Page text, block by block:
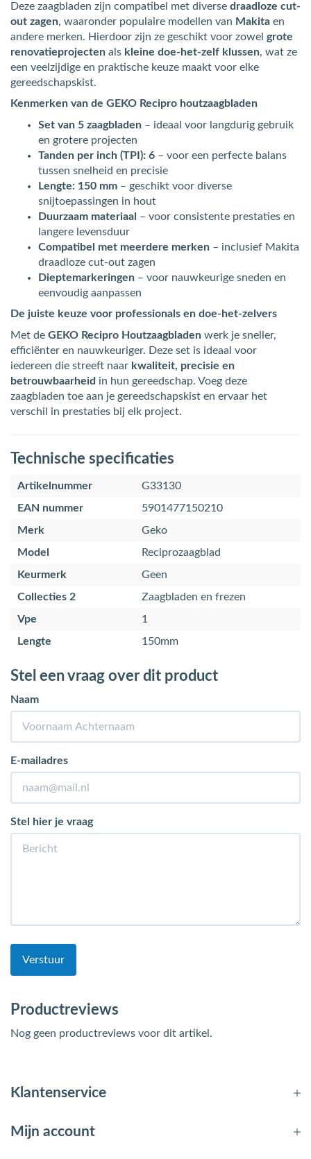
Deze zaagbladen zijn compatibel met diverse draadloze cut-
out zagen, waaronder populaire modellen van Makita en
andere merken. Hierdoor zijn ze geschikt voor zowel grote
renovatieprojecten als kleine doe-het-zelf klussen, wat ze
een veelzijdige en praktische keuze maakt voor elke
gereedschapskist.
Kenmerken van de GEKO Recipro houtzaagbladen
Set van 5 zaagbladen – ideaal voor langdurig gebruik
en grotere projecten
Tanden per inch (TPI): 6 – voor een perfecte balans
tussen snelheid en precisie
Lengte: 150 mm – geschikt voor diverse
snijtoepassingen in hout
Duurzaam materiaal – voor consistente prestaties en
langere levensduur
Compatibel met meerdere merken – inclusief Makita
draadloze cut-out zagen
Dieptemarkeringen – voor nauwkeurige sneden en
eenvoudig aanpassen
De juiste keuze voor professionals en doe-het-zelvers
Met de GEKO Recipro Houtzaagbladen werk je sneller,
efficiënter en nauwkeuriger. Deze set is ideaal voor
iedereen die streeft naar kwaliteit, precisie en
betrouwbaarheid in hun gereedschap. Voeg deze
zaagbladen toe aan je gereedschapskist en ervaar het
verschil in prestaties bij elk project.
Technische specificaties
Artikelnummer
G33130
EAN nummer
5901477150210
Merk
Geko
Model
Reciprozaagblad
Keurmerk
Geen
Collecties 2
Zaagbladen en frezen
Vpe
1
Lengte
150mm
Stel een vraag over dit product
Naam
E-mailadres
Stel hier je vraag
Verstuur
Productreviews
Nog geen productreviews voor dit artikel.
Klantenservice
Mijn account